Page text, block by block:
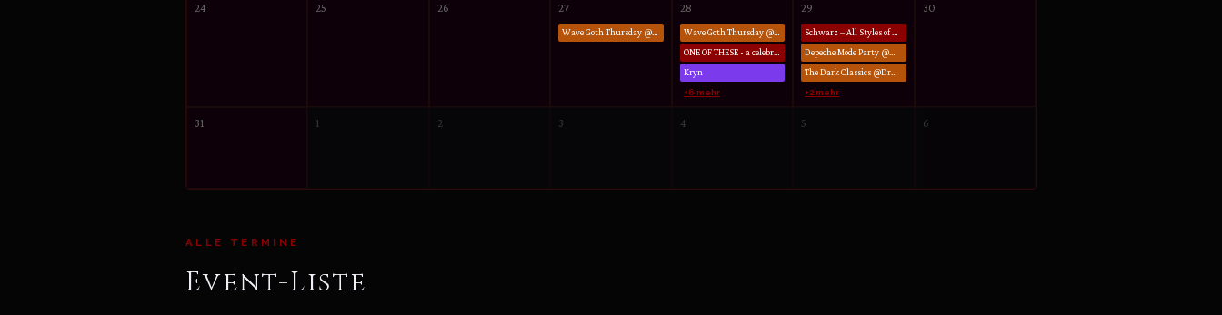
24 25 26 27
Wave Goth Thursday @Tumult München
28
Wave Goth Thursday @Tumult München
ONE OF THESE - a celebration of Pink Floyd - Animals Tour
Kryn
+6 mehr
29
Schwarz – All Styles of Dark @Kulttempel Oberhausen
Depeche Mode Party @Musicclub Fabrik Bruchsal
The Dark Classics @Druckluftkammer Koblenz
+2 mehr
30
31 1 2 3 4 5 6
ALLE TERMINE
Event-Liste